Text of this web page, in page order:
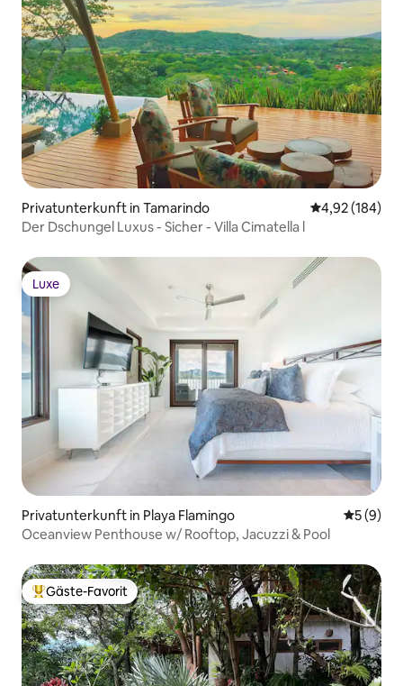
Privatunterkunft in Tamarindo
4,92 (184)
Der Dschungel Luxus - Sicher - Villa Cimatella l
Luxe
Luxe
Privatunterkunft in Playa Flamingo
5 (9)
Oceanview Penthouse w/ Rooftop, Jacuzzi & Pool
Beliebter Gäste-Favorit.
Gäste-Favorit